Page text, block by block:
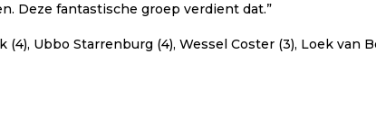
Deze fantastische groep verdient dat.”
Ubbo Starrenburg (4), Wessel Coster (3), Loek van